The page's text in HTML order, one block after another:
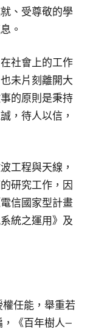
、受尊敬的學
。
社會上的工作
未片刻離開大
的原則是秉持
，待人以信，
工程與天線，
研究工作，因
信國家型計畫
統之運用》及
任能，舉重若
，《百年樹人—